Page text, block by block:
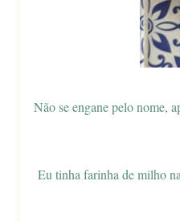
Não se engane pelo nome,
Eu tinha farinha de milho